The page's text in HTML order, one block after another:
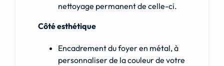
nettoyage permanent de celle-ci.
Côté esthétique
Encadrement du foyer en métal, à
personnaliser de la couleur de votre